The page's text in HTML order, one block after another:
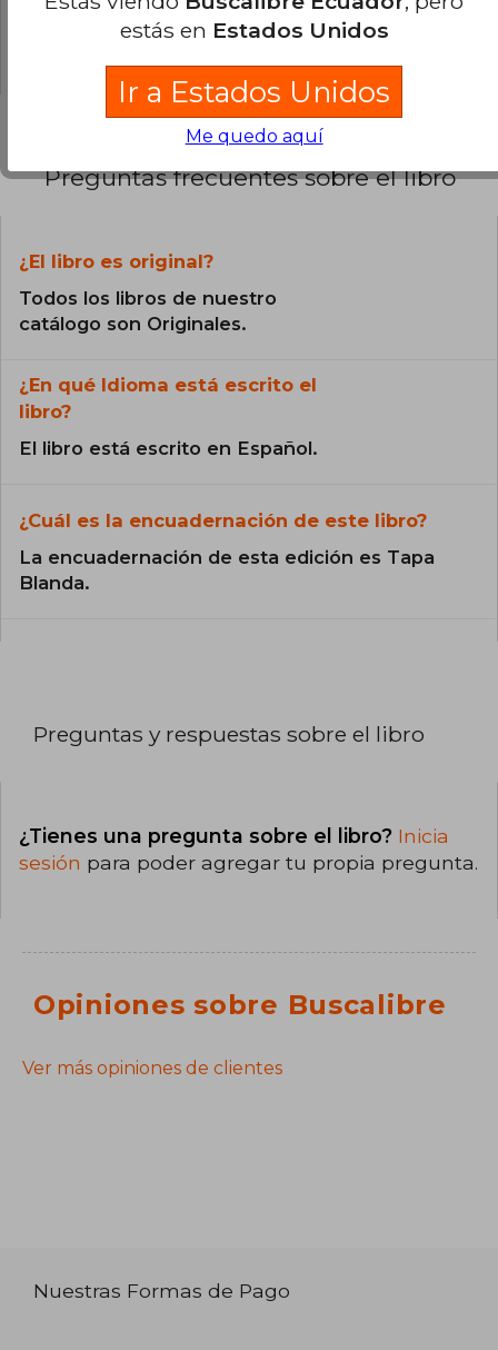
0% (0)
Preguntas frecuentes sobre el libro
¿El libro es original?
Todos los libros de nuestro
catálogo son Originales.
¿En qué Idioma está escrito el
libro?
El libro está escrito en Español.
¿Cuál es la encuadernación de este libro?
La encuadernación de esta edición es Tapa
Blanda.
Preguntas y respuestas sobre el libro
¿Tienes una pregunta sobre el libro? Inicia
sesión para poder agregar tu propia pregunta.
Opiniones sobre Buscalibre
Ver más opiniones de clientes
Nuestras Formas de Pago
estás en Estados Unidos
Ir a Estados Unidos
Me quedo aquí